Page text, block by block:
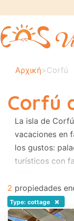
swipe
to
close
Tus
fechas
Buscar
Adultos
Αρχική>Corfú
Corfú
La isla de
vacaciones en
los gustos:
turísticos con
Jónico. Hay
parques
semanas.
2 propiedades
Type: cottage ×